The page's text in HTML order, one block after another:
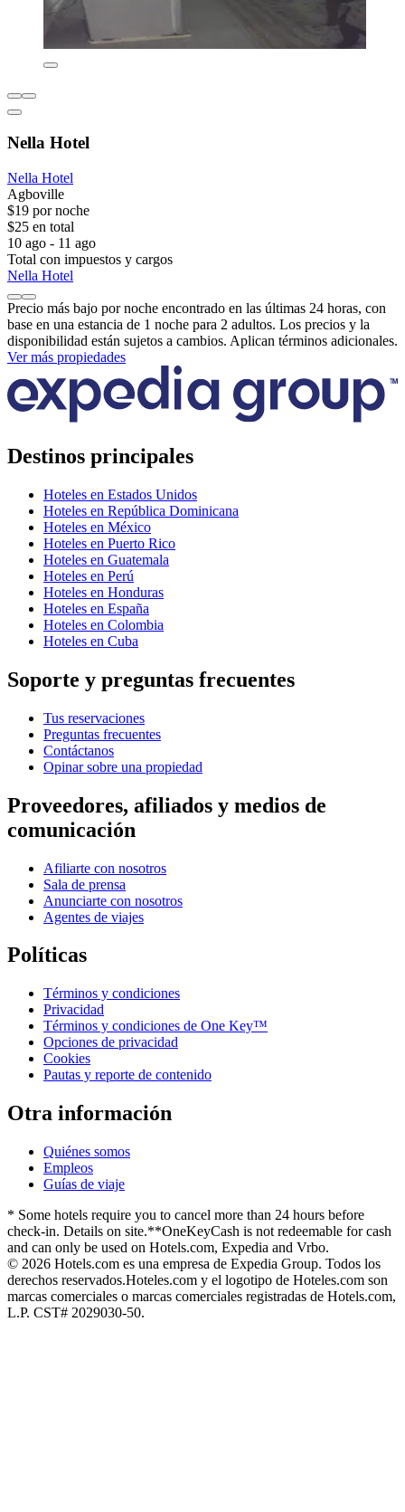
Nella Hotel
Nella Hotel
Agboville
$19 por noche
$25 en total
10 ago - 11 ago
Total con impuestos y cargos
Nella Hotel
Precio más bajo por noche encontrado en las últimas 24 horas, con
base en una estancia de 1 noche para 2 adultos. Los precios y la
disponibilidad están sujetos a cambios. Aplican términos adicionales.
Ver más propiedades
Destinos principales
Hoteles en Estados Unidos
Hoteles en República Dominicana
Hoteles en México
Hoteles en Puerto Rico
Hoteles en Guatemala
Hoteles en Perú
Hoteles en Honduras
Hoteles en España
Hoteles en Colombia
Hoteles en Cuba
Soporte y preguntas frecuentes
Tus reservaciones
Preguntas frecuentes
Contáctanos
Opinar sobre una propiedad
Proveedores, afiliados y medios de
comunicación
Afiliarte con nosotros
Sala de prensa
Anunciarte con nosotros
Agentes de viajes
Políticas
Términos y condiciones
Privacidad
Términos y condiciones de One Key™
Opciones de privacidad
Cookies
Pautas y reporte de contenido
Otra información
Quiénes somos
Empleos
Guías de viaje
* Some hotels require you to cancel more than 24 hours before
check-in. Details on site.**OneKeyCash is not redeemable for cash
and can only be used on Hotels.com, Expedia and Vrbo.
© 2026 Hotels.com es una empresa de Expedia Group. Todos los
derechos reservados.Hoteles.com y el logotipo de Hoteles.com son
marcas comerciales o marcas comerciales registradas de Hotels.com,
L.P. CST# 2029030-50.